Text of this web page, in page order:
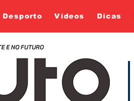
Desporto Vídeos Dicas